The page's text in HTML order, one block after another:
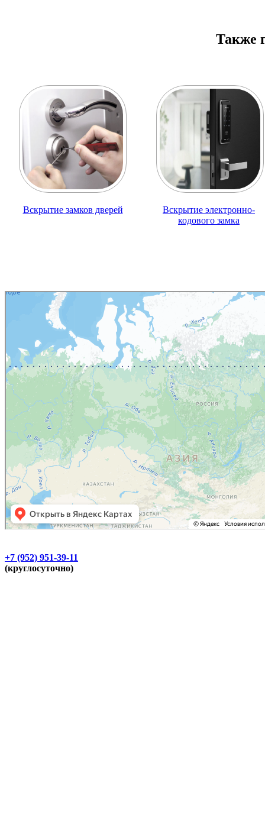
Также
Вскрытие замков дверей
Вскрытие электронно-
кодового замка
+7 (952) 951-39-11
(круглосуточно)